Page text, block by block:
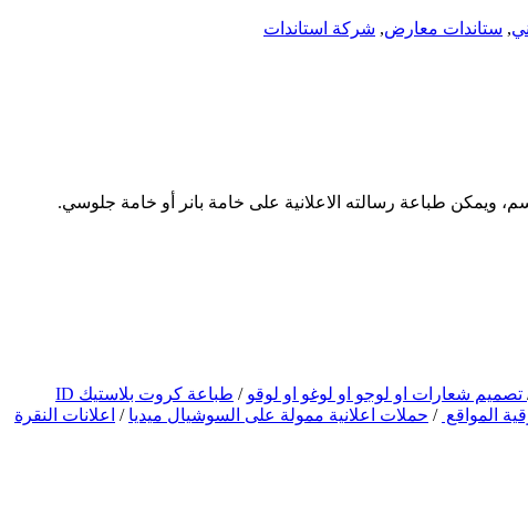
, ستاندات معارض, شركة استاندات
تصميم شعارات او لوجو او لوغو او لوقو /
طباعة كروت بلاستيك ID
المواقع / حملات اعلانية ممولة على السوشيال ميديا / اعلانات النقرة